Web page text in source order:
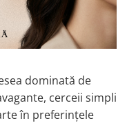
dominată de
cerceii simpli
în preferințele